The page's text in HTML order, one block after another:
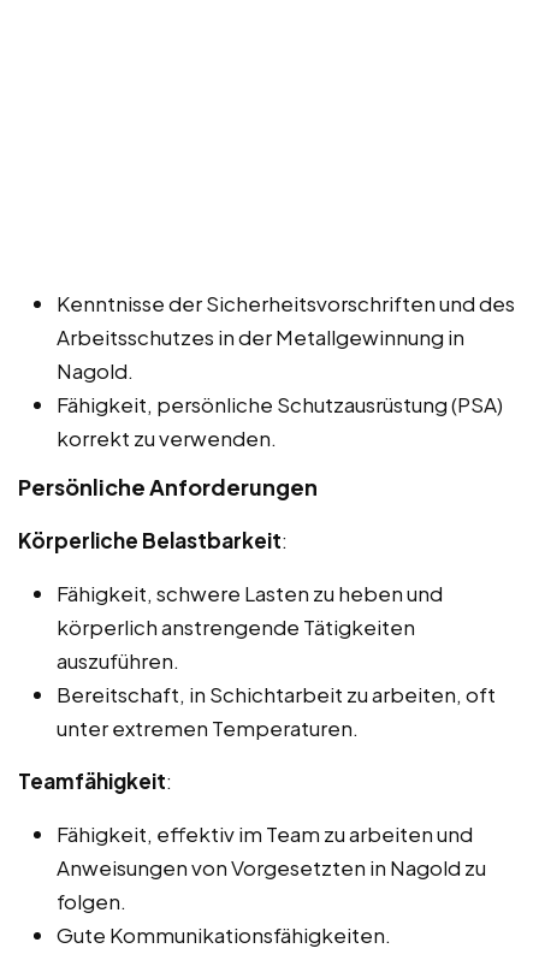
Kenntnisse der Sicherheitsvorschriften und des
Arbeitsschutzes in der Metallgewinnung in
Nagold.
Fähigkeit, persönliche Schutzausrüstung (PSA)
korrekt zu verwenden.
Persönliche Anforderungen
Körperliche Belastbarkeit:
Fähigkeit, schwere Lasten zu heben und
körperlich anstrengende Tätigkeiten
auszuführen.
Bereitschaft, in Schichtarbeit zu arbeiten, oft
unter extremen Temperaturen.
Teamfähigkeit:
Fähigkeit, effektiv im Team zu arbeiten und
Anweisungen von Vorgesetzten in Nagold zu
folgen.
Gute Kommunikationsfähigkeiten.